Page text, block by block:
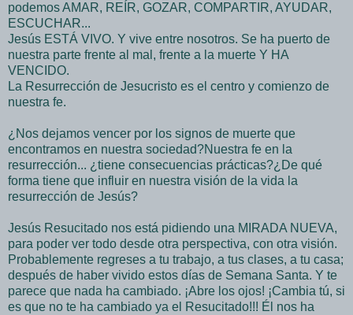
podemos AMAR, REÍR, GOZAR, COMPARTIR, AYUDAR,
ESCUCHAR...
Jesús ESTÁ VIVO. Y vive entre nosotros. Se ha puerto de
nuestra parte frente al mal, frente a la muerte Y HA
VENCIDO.
La Resurrección de Jesucristo es el centro y comienzo de
nuestra fe.
¿Nos dejamos vencer por los signos de muerte que
encontramos en nuestra sociedad?Nuestra fe en la
resurrección... ¿tiene consecuencias prácticas?¿De qué
forma tiene que influir en nuestra visión de la vida la
resurrección de Jesús?
Jesús Resucitado nos está pidiendo una MIRADA NUEVA,
para poder ver todo desde otra perspectiva, con otra visión.
Probablemente regreses a tu trabajo, a tus clases, a tu casa;
después de haber vivido estos días de Semana Santa. Y te
parece que nada ha cambiado. ¡Abre los ojos! ¡Cambia tú, si
es que no te ha cambiado ya el Resucitado!!! Él nos ha